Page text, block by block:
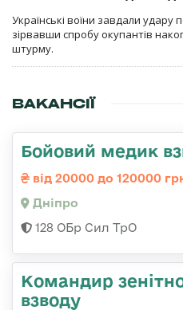
Українські воїни завдали удару
зірвавши спробу окупантів
штурму.
ВАКАНСІЇ
Бойовий медик
від 20000 до 120000
Дніпро
128 ОБр Сил ТрО
Командир
взводу